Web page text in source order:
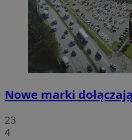
Nowe marki
23
4